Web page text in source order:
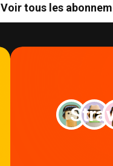
Voir tous les